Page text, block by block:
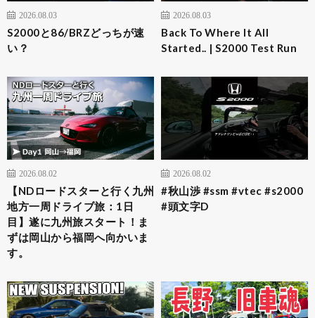
2026.08.03
S2000と86/BRZどっちが速
い？
2026.08.03
Back To Where It All
Started.. | S2000 Test Run
2026.08.02
【NDロードスターと行く九州
地方一周ドライブ旅：1日
目】遂に九州旅スタート！ま
ずは岡山から福岡へ向かいま
す。
2026.08.02
#秋山渉 #ssm #vtec #s2000
#頭文字D